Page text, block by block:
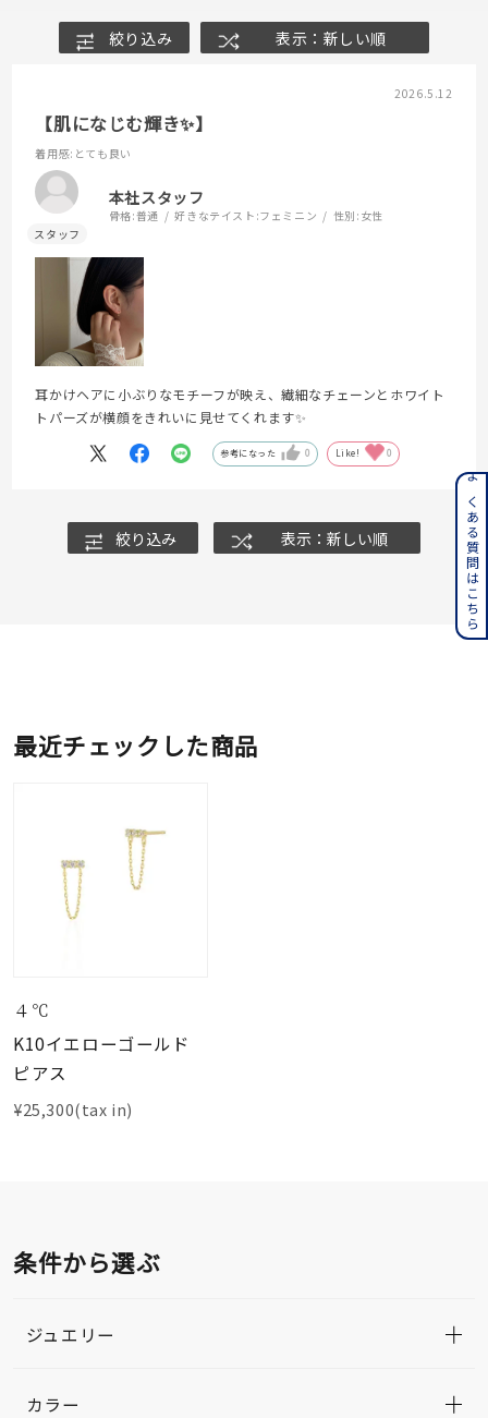
絞り込み 表示：新しい順
2026.5.12
【肌になじむ輝き✨】
着用感:とても良い
本社スタッフ
骨格:普通 好きなテイスト:フェミニン 性別: 女性
耳かけヘアに小ぶりなモチーフが映え、繊細なチェーンとホワイト
トパーズが横顔をきれいに見せてくれます✨
参考になった 0 Like! 0
絞り込み 表示：新しい順
最近チェックした商品
４℃
K10イエローゴールド
ピアス
¥25,300(tax in)
条件から選ぶ
ジュエリー
カラー
よくある質問はこちら